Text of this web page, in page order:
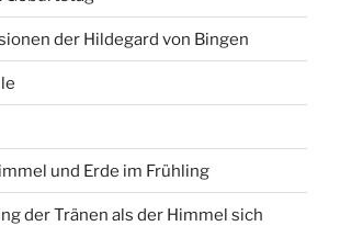
der Hildegard von Bingen
und Erde im Frühling
der Tränen als der Himmel sich